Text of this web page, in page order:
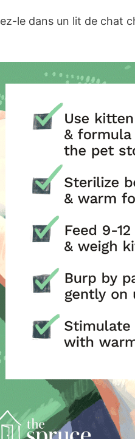
le dans un lit de chat